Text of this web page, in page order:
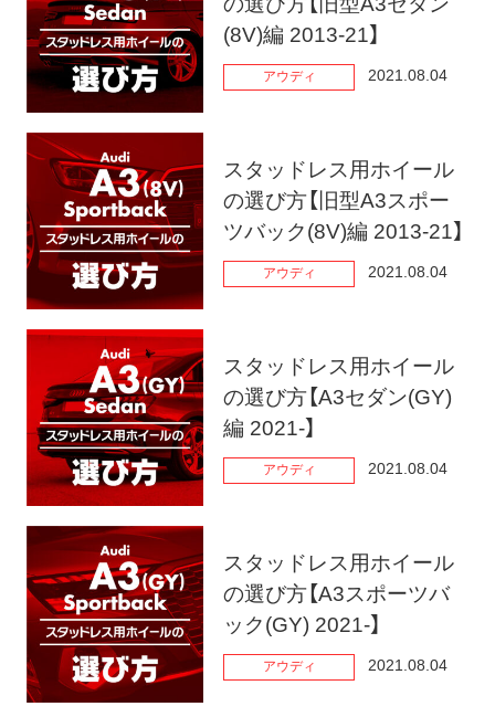
(8V)編 2013-21】
アウディ 2021.08.04
スタッドレス用ホイール
の選び方【旧型A3スポー
ツバック(8V)編 2013-21】
アウディ 2021.08.04
スタッドレス用ホイール
の選び方【A3セダン(GY)
編 2021-】
アウディ 2021.08.04
スタッドレス用ホイール
の選び方【A3スポーツバ
ック(GY) 2021-】
アウディ 2021.08.04